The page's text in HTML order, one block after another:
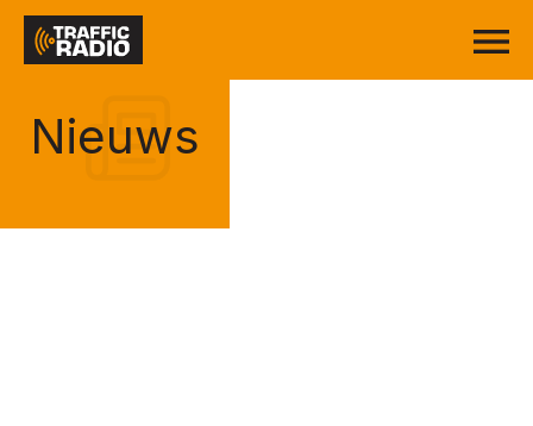
Nieuws